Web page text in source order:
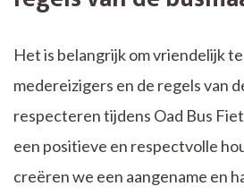
Het is belangrijk om vriendelijk
medereizigers en de regels van
respecteren tijdens Oad Bus
een positieve en respectvolle
creëren we een aangename en